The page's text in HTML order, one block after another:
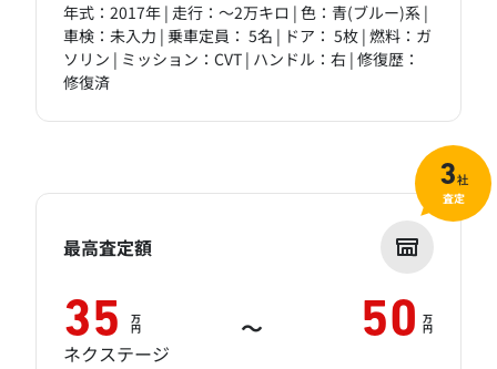
年式：2017年 | 走行：～2万キロ | 色：青(ブルー)系 |
車検：未入力 | 乗車定員： 5名 | ドア： 5枚 | 燃料：ガ
ソリン | ミッション：CVT | ハンドル：右 | 修復歴：
修復済
最高査定額
35 万
円 ～ 50 万
円
ネクステージ
3社
査定